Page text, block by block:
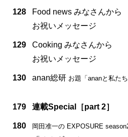
128
Food news みなさんから
お祝いメッセージ
129
Cooking みなさんから
お祝いメッセージ
130 anan総研 お題「ananと私たち
179 連載Special［part 2］
180 岡田准一の EXPOSURE